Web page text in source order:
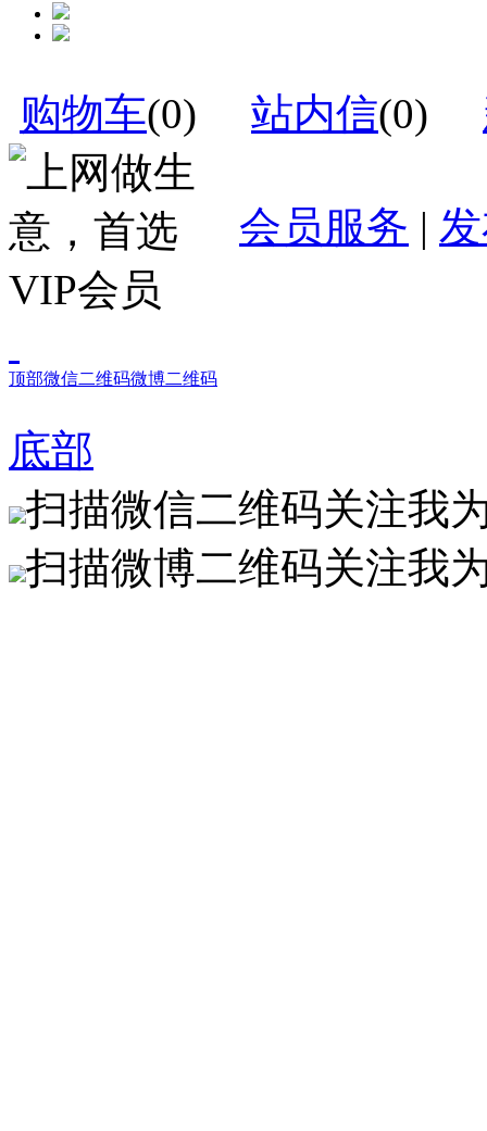
购物车(0) 站内信(0)
会员服务 |
顶部微信二维码微博二维码
底部
扫描微信二维码关注我
扫描微博二维码关注我